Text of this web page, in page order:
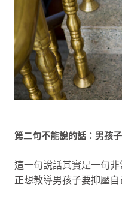
第二句不能說的話：男孩
這一句說話其實是一句
正想教導男孩子要抑壓自